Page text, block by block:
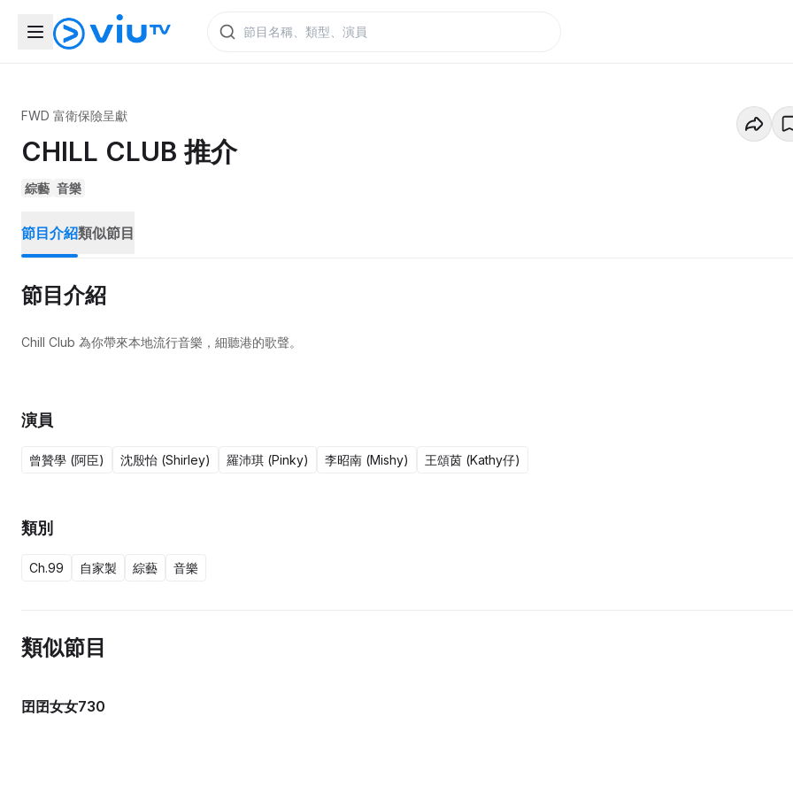
FWD 富衛保險呈獻
CHILL CLUB 推介
綜藝 音樂
節目介紹類似節目
節目介紹
Chill Club 為你帶來本地流行音樂，細聽港的歌聲。
演員
曾贊學 (阿臣) 沈殷怡 (Shirley) 羅沛琪 (Pinky) 李昭南 (Mishy) 王頌茵 (Kathy仔)
類別
Ch.99 自家製 綜藝 音樂
類似節目
囝囝女女730